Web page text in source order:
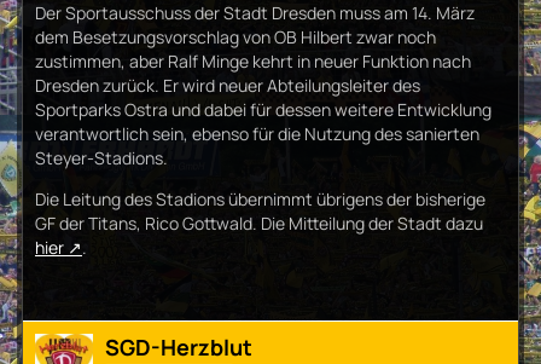
Der Sportausschuss der Stadt Dresden muss am 14. März
dem Besetzungsvorschlag von OB Hilbert zwar noch
zustimmen, aber Ralf Minge kehrt in neuer Funktion nach
Dresden zurück. Er wird neuer Abteilungsleiter des
Sportparks Ostra und dabei für dessen weitere Entwicklung
verantwortlich sein, ebenso für die Nutzung des sanierten
Steyer-Stadions.
Die Leitung des Stadions übernimmt übrigens der bisherige
GF der Titans, Rico Gottwald. Die Mitteilung der Stadt dazu
hier
.
SGD-Herzblut